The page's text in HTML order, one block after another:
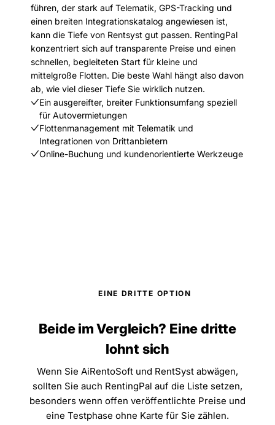
führen, der stark auf Telematik, GPS-Tracking und
einen breiten Integrationskatalog angewiesen ist,
kann die Tiefe von Rentsyst gut passen. RentingPal
konzentriert sich auf transparente Preise und einen
schnellen, begleiteten Start für kleine und
mittelgroße Flotten. Die beste Wahl hängt also davon
ab, wie viel dieser Tiefe Sie wirklich nutzen.
Ein ausgereifter, breiter Funktionsumfang speziell
für Autovermietungen
Flottenmanagement mit Telematik und
Integrationen von Drittanbietern
Online-Buchung und kundenorientierte Werkzeuge
EINE DRITTE OPTION
Beide im Vergleich? Eine dritte
lohnt sich
Wenn Sie AiRentoSoft und RentSyst abwägen,
sollten Sie auch RentingPal auf die Liste setzen,
besonders wenn offen veröffentlichte Preise und
eine Testphase ohne Karte für Sie zählen.